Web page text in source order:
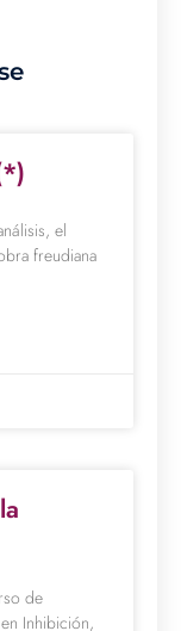
el
freudiana
de
Inhibición,